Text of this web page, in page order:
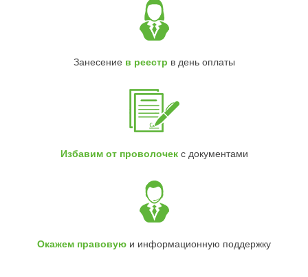
Занесение в реестр в день оплаты
Избавим от проволочекс документами
Окажем правовую и информационную поддержку